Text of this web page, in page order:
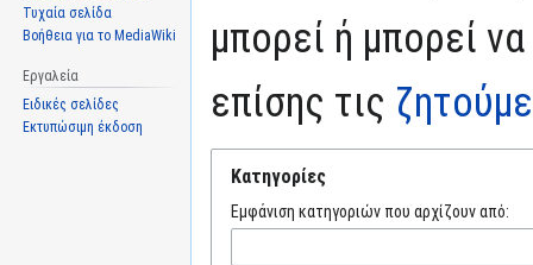
μπορεί ή μπορεί
επίσης τις
Κατηγορίες
Εμφάνιση κατηγοριών που αρχίζουν από:
Τυχαία σελίδα
Βοήθεια για το MediaWiki
Εργαλεία
Ειδικές σελίδες
Εκτυπώσιμη έκδοση